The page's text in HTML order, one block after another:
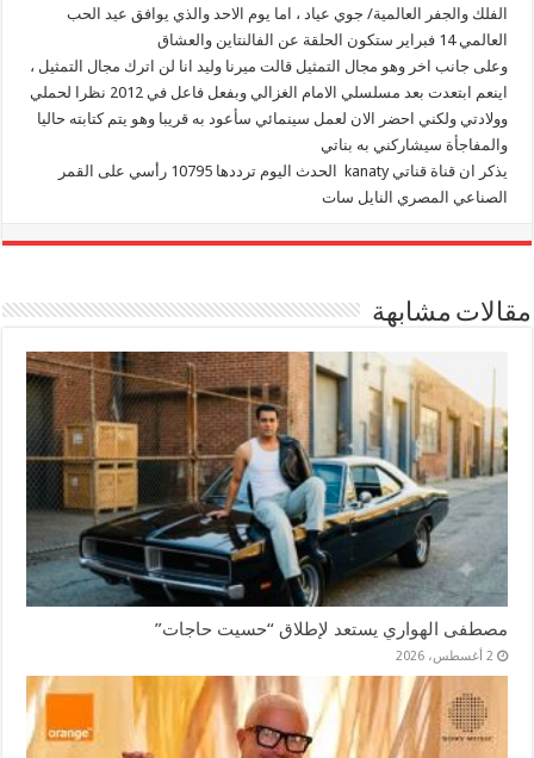
الفلك والجفر العالمية/ جوي عياد ، اما يوم الاحد والذي يوافق عيد الحب
العالمي 14 فبراير ستكون الحلقة عن الفالنتاين والعشاق
وعلى جانب اخر وهو مجال التمثيل قالت ميرنا وليد انا لن اترك مجال التمثيل ،
اينعم ابتعدت بعد مسلسلي الامام الغزالي وبفعل فاعل في 2012 نظرا لحملي
وولادتي ولكني احضر الان لعمل سينمائي سأعود به قريبا وهو يتم كتابته حاليا
والمفاجأة سيشاركني به بناتي
يذكر ان قناة قناتي kanaty الحدث اليوم ترددها 10795 رأسي على القمر
الصناعي المصري النايل سات
مقالات مشابهة
مصطفى الهواري يستعد لإطلاق “حسيت حاجات”
2 أغسطس، 2026